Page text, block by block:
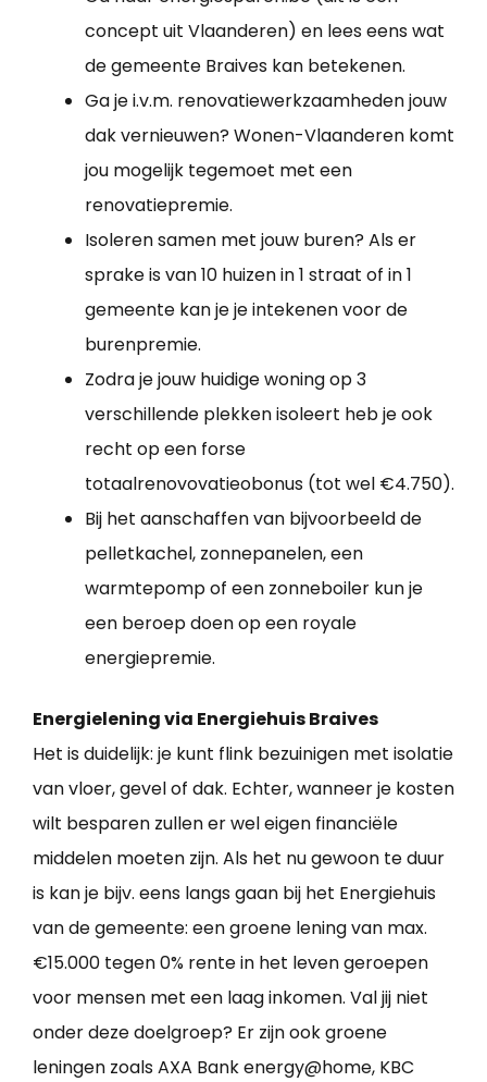
concept uit Vlaanderen) en lees eens wat
de gemeente Braives kan betekenen.
Ga je i.v.m. renovatiewerkzaamheden jouw
dak vernieuwen? Wonen-Vlaanderen komt
jou mogelijk tegemoet met een
renovatiepremie.
Isoleren samen met jouw buren? Als er
sprake is van 10 huizen in 1 straat of in 1
gemeente kan je je intekenen voor de
burenpremie.
Zodra je jouw huidige woning op 3
verschillende plekken isoleert heb je ook
recht op een forse
totaalrenovovatieobonus (tot wel €4.750).
Bij het aanschaffen van bijvoorbeeld de
pelletkachel, zonnepanelen, een
warmtepomp of een zonneboiler kun je
een beroep doen op een royale
energiepremie.
Energielening via Energiehuis Braives
Het is duidelijk: je kunt flink bezuinigen met isolatie
van vloer, gevel of dak. Echter, wanneer je kosten
wilt besparen zullen er wel eigen financiële
middelen moeten zijn. Als het nu gewoon te duur
is kan je bijv. eens langs gaan bij het Energiehuis
van de gemeente: een groene lening van max.
€15.000 tegen 0% rente in het leven geroepen
voor mensen met een laag inkomen. Val jij niet
onder deze doelgroep? Er zijn ook groene
leningen zoals AXA Bank energy@home, KBC